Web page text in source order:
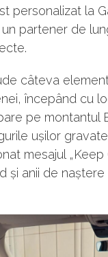
personalizat la
partener de
câteva
începând cu
pe montantul
ușilor
mesajul „Keep
și anii de